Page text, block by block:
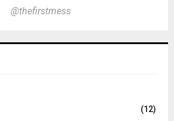
@thefirstmess
(12)